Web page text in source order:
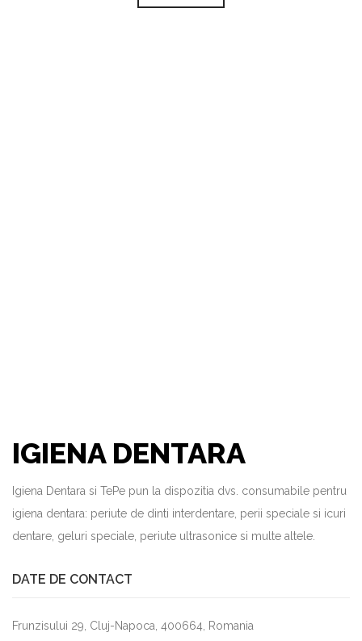
IGIENA DENTARA
Igiena Dentara si TePe pun la dispozitia dvs. consumabile pentru
igiena dentara: periute de dinti interdentare, perii speciale si icuri
dentare, geluri speciale, periute ultrasonice si multe altele.
DATE DE CONTACT
Frunzisului 29, Cluj-Napoca, 400664, Romania